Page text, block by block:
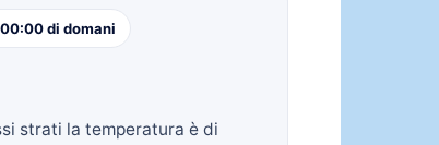
di domani
strati la temperatura è di